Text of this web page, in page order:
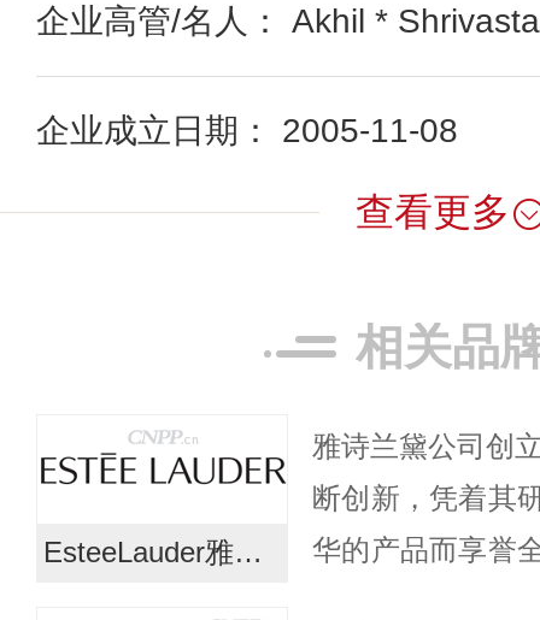
企业高管/名人： Akhil *
企业成立日期： 2005-11-08
查看更多
相关品
EsteeLauder雅诗兰黛
雅诗兰黛公司创
断创新，凭着其
华的产品而享誉